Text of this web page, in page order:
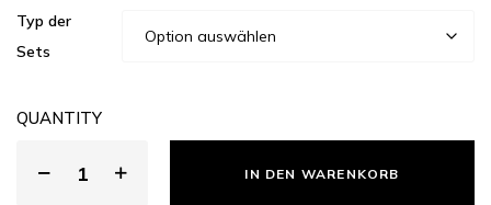
Typ der
Sets
QUANTITY
IN DEN WARENKORB